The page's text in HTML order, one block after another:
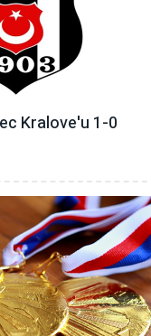
Kralove'u 1-0